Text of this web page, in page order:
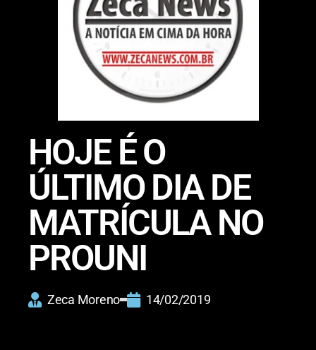
HOJE É O
ÚLTIMO DIA DE
MATRÍCULA NO
PROUNI
Zeca Moreno 14/02/2019